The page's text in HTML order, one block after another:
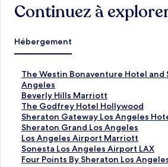
Continuez à
Hébergement
The Westin Bonaventure Hotel and
Angeles
T
h
e
W
e
s
t
i
n
Beverly Hills Marriott
B
e
v
e
r
l
y
The Godfrey Hotel Hollywood
T
h
e
G
o
d
Sheraton Gateway Los Angeles
S
h
e
r
a
Sheraton Grand Los Angeles
S
h
e
r
Los Angeles Airport Marriott
L
o
s
Sonesta Los Angeles Airport LAX
S
o
Four Points By Sheraton Los
F